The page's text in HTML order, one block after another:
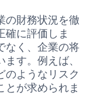
の財務状況を徹
確に評価しま
なく、企業の将
す。例えば、
のようなリスク
とが求められま